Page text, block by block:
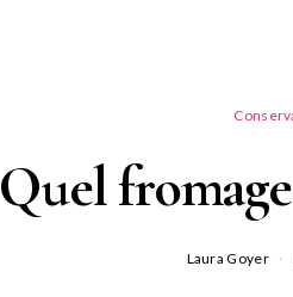
Quel
Laura Goyer